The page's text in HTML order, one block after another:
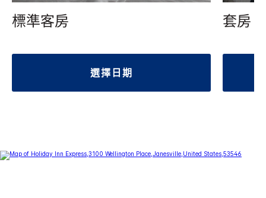
標準客房
選擇日期
套房